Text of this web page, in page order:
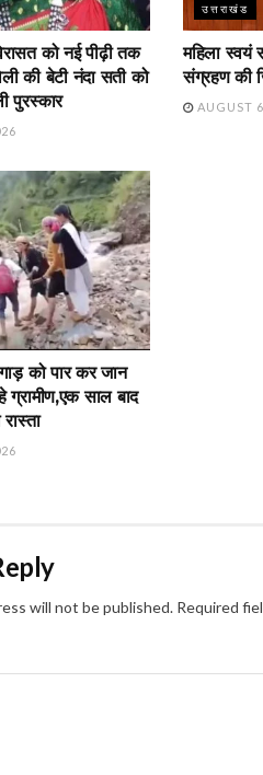
को नई पीढ़ी तक
की बेटी नंदा सती को
पुरस्कार
उत्तराखंड
महिला स्वयं
संग्रहण की
AUGUST
को पार कर जान
ग्रामीण,एक साल बाद
will not be published. Required